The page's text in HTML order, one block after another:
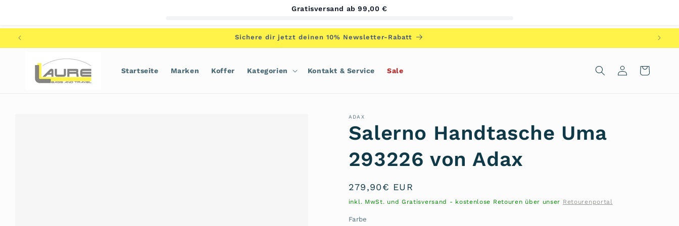
Sichere dir jetzt deinen 10% Newsletter-Rabatt
Startseite Marken Koffer Kategorien Kontakt & Service Sale EinloggenWarenkorb
ADAX
Salerno Handtasche Uma
293226 von Adax
Normaler
Preis
279,90€ EUR
inkl. MwSt. und Gratisversand - kostenlose Retouren über unser Retourenportal
Farbe
Gratisversand ab 99,00 €